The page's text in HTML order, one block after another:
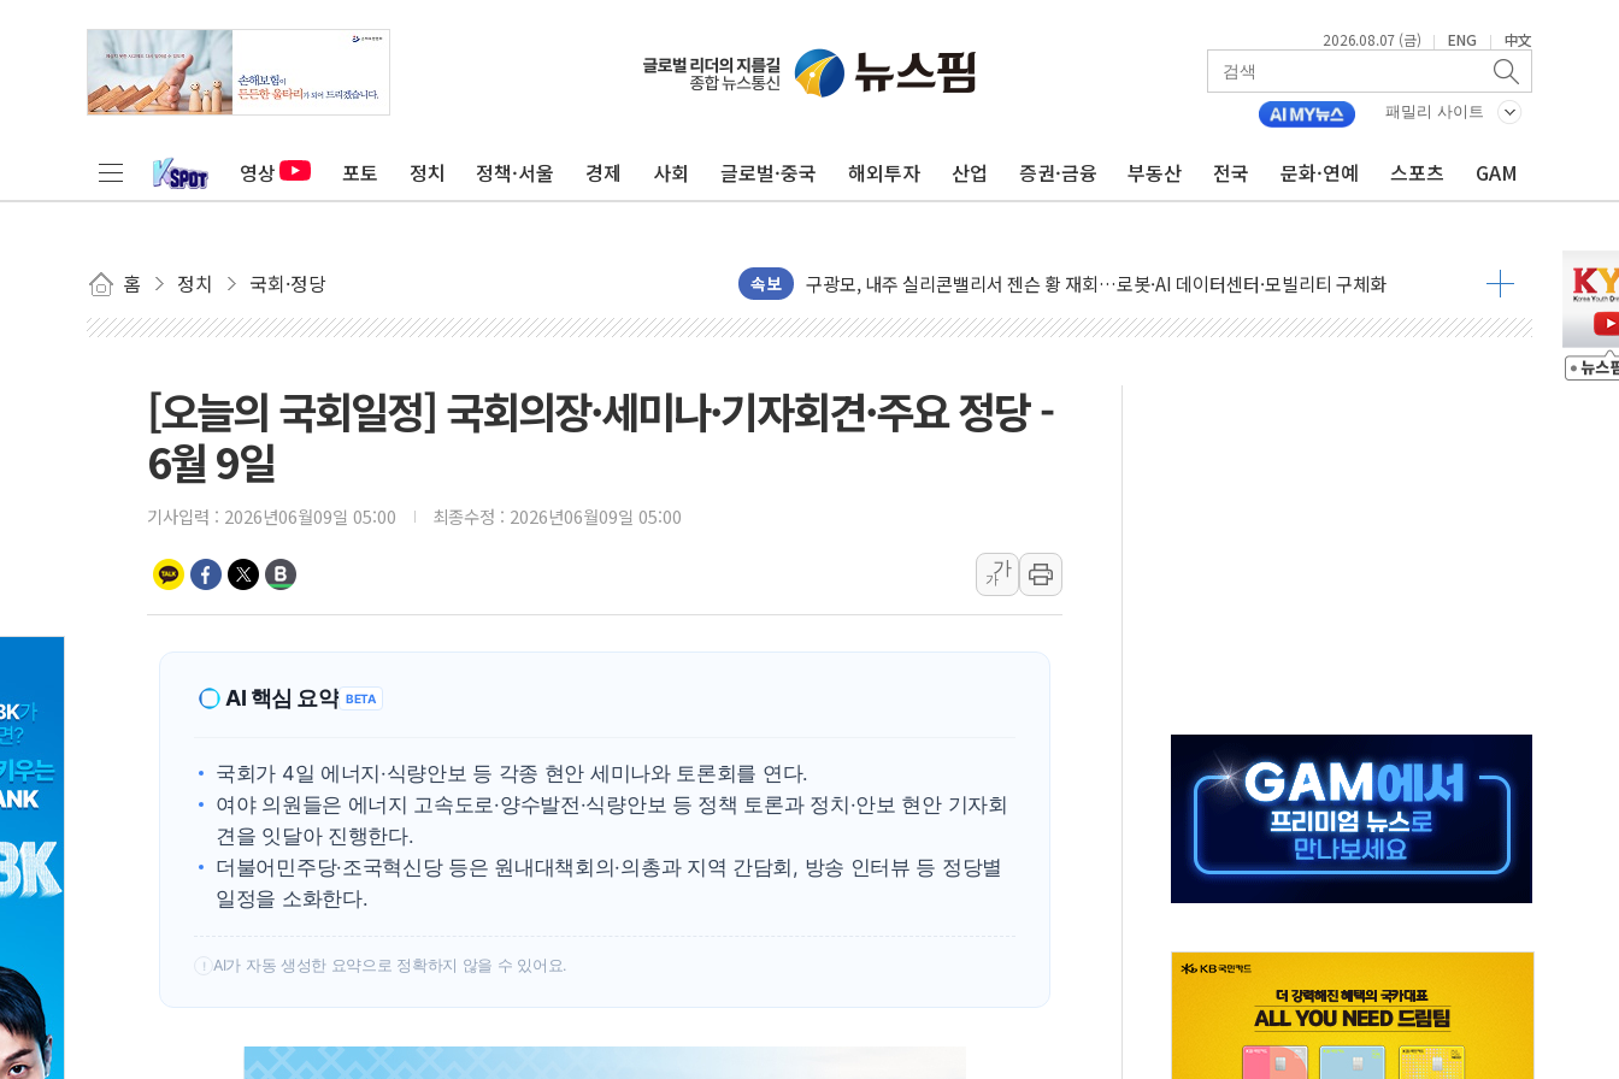
2026.08.07 (금) | ENG | 中文
패밀리 사이트
영상 포토 정치 정책·서울 경제 사회 글로벌·중국 해외투자 산업 증권·금융 부동산 전국 문화·연예 스포츠 GAM
홈 정치 국회·정당 속보
유럽증시, 견조한 실적 소화하며 대부분 상승… "2분기 기업 순이익 21% 증가" 전망
리투아니아 국방 "러, 우크라 드론으로 나토 회원국 공격 검토… 거짓 깃발 작전"
뉴욕증시 개장 전 특징주...모더나·아이온큐·도어대시↑ VS 샌디스크·피그마·앱러빈↓
김정관 장관 "영업이익 N% 성과급 반대…상법·자본시장법 개정 논의"
청와대, 북한 단거리 탄도미사일 발사에 긴급 안보 점검회의
금값 7주 만에 최고…美 고용 둔화·호르무즈 재개방 기대에 강세
'월가의 황제' 다이먼 "금융시장 레버리지 위험수위…숨은 차입이 더 큰 변수"
양주 섬유염색공장서 화재 1명 중상…대응 1단계 진압 중
우크라 드론 전술, 중남미 콜롬비아에 새 안보 위기… 반군·마약카르텔이 습득해 전투 활용
동해해경, 독도 해상서 부유물 감긴 어선 구조
주한미군 "오산기지 누출, 백린 아닌 무해한 표면 부식 물질"
구미 폐염산처리업체서 불 2시간30여분만에 진화...외국인 노동자 숨져
[오늘의 국회일정] 국회의장·세미나·기자회견·주요 정당 -
6월 9일
기사입력 : 2026년06월09일 05:00 최종수정 : 2026년06월09일 05:00
가
가
AI 핵심 요약 BETA
국회가 4일 에너지·식량안보 등 각종 현안 세미나와 토론회를 연다.
여야 의원들은 에너지 고속도로·양수발전·식량안보 등 정책 토론과 정치·안보 현안 기자회
견을 잇달아 진행한다.
더불어민주당·조국혁신당 등은 원내대책회의·의총과 지역 간담회, 방송 인터뷰 등 정당별
일정을 소화한다.
! AI가 자동 생성한 요약으로 정확하지 않을 수 있어요.